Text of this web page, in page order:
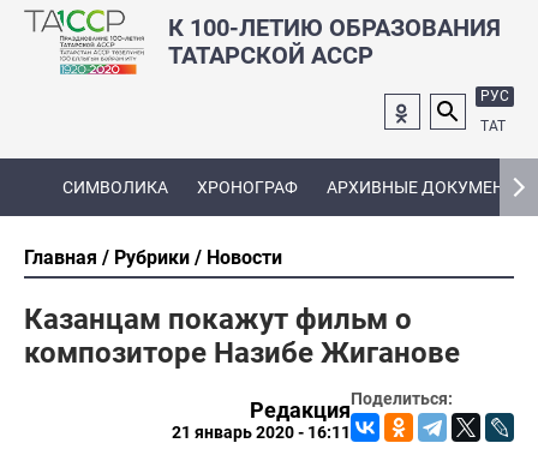
К 100-ЛЕТИЮ ОБРАЗОВАНИЯ
ТАТАРСКОЙ АССР
РУС
ТАТ
СИМВОЛИКА ХРОНОГРАФ АРХИВНЫЕ ДОКУМЕНТЫ
Главная Рубрики Новости
Казанцам покажут фильм о
композиторе Назибе Жиганове
Поделиться:
Редакция
21 январь 2020 - 16:11